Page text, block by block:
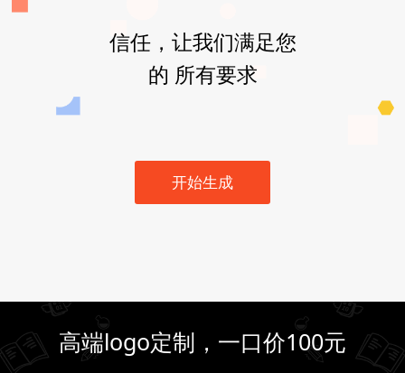
信任，让我们满足您
的 所有要求
开始生成
高端logo定制，一口价100元